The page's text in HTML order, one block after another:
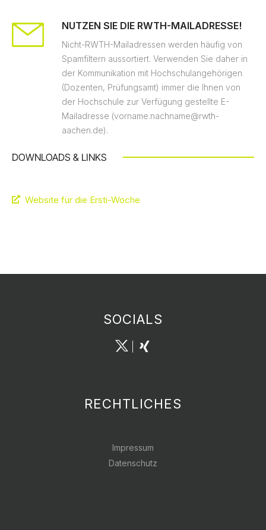
NUTZEN SIE DIE RWTH-MAILADRESSE!
Nicht-RWTH-Mailadressen werden häufig von
Spamfiltern aussortiert. Verwenden Sie daher in
der Kommunikation mit Hochschulangehörigen
(Dozenten, Prüfungsamt) immer die Ihnen von
der Hochschule zur Verfügung gestellte E-
Mailadresse (vorname.nachname@rwth-
aachen.de).
DOWNLOADS & LINKS
Website für die Ersti-Woche
SOCIALS
RECHTLICHES
Impressum
Datenschutz